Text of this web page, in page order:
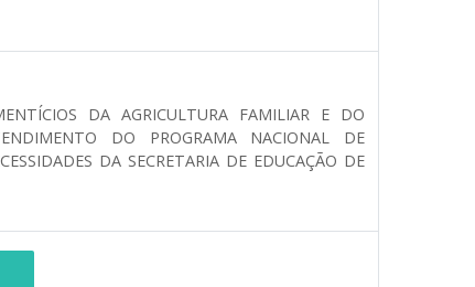
DA AGRICULTURA FAMILIAR E DO
DO PROGRAMA NACIONAL DE
DA SECRETARIA DE EDUCAÇÃO DE